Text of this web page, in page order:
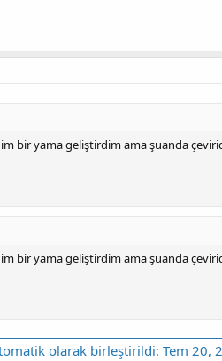
bir yama geliştirdim ama şuanda
bir yama geliştirdim ama şuanda
olarak birleştirildi: Tem 20,